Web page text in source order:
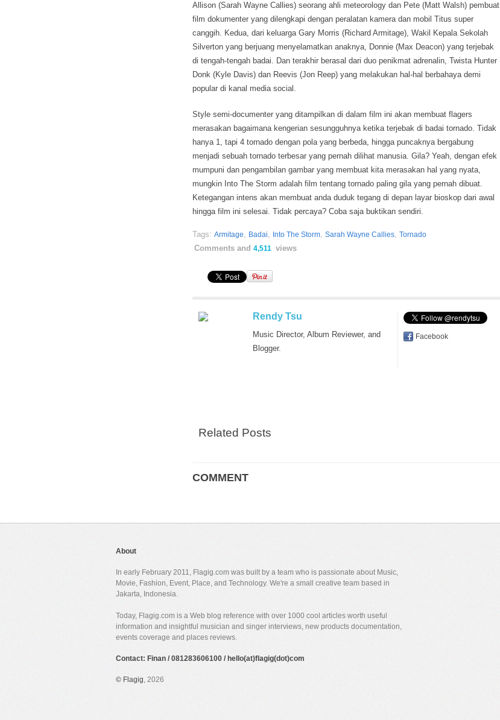
Allison (Sarah Wayne Callies) seorang ahli meteorology dan Pete (Matt Walsh) pembuat
film dokumenter yang dilengkapi dengan peralatan kamera dan mobil Titus super
canggih. Kedua, dari keluarga Gary Morris (Richard Armitage), Wakil Kepala Sekolah
Silverton yang berjuang menyelamatkan anaknya, Donnie (Max Deacon) yang terjebak
di tengah-tengah badai. Dan terakhir berasal dari duo penikmat adrenalin, Twista Hunter
Donk (Kyle Davis) dan Reevis (Jon Reep) yang melakukan hal-hal berbahaya demi
popular di kanal media social.
Style semi-documenter yang ditampilkan di dalam film ini akan membuat flagers
merasakan bagaimana kengerian sesungguhnya ketika terjebak di badai tornado. Tidak
hanya 1, tapi 4 tornado dengan pola yang berbeda, hingga puncaknya bergabung
menjadi sebuah tornado terbesar yang pernah dilihat manusia. Gila? Yeah, dengan efek
mumpuni dan pengambilan gambar yang membuat kita merasakan hal yang nyata,
mungkin Into The Storm adalah film tentang tornado paling gila yang pernah dibuat.
Ketegangan intens akan membuat anda duduk tegang di depan layar bioskop dari awal
hingga film ini selesai. Tidak percaya? Coba saja buktikan sendiri.
Tags: Armitage, Badai, Into The Storm, Sarah Wayne Callies, Tornado
Comments and 4,511 views
Rendy Tsu
Music Director, Album Reviewer, and
Blogger.
Facebook
Related Posts
COMMENT
About
In early February 2011, Flagig.com was built by a team who is passionate about Music,
Movie, Fashion, Event, Place, and Technology. We're a small creative team based in
Jakarta, Indonesia.
Today, Flagig.com is a Web blog reference with over 1000 cool articles worth useful
information and insightful musician and singer interviews, new products documentation,
events coverage and places reviews.
Contact: Finan / 081283606100 / hello(at)flagig(dot)com
© Flagig, 2026